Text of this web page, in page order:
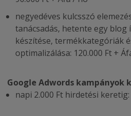
negyedéves kulcsszó
tanácsadás, hetente egy blog
készítése, termékkategóriák
optimalizálása: 120.000 Ft +
Google Adwords kampányok
napi 2.000 Ft hirdetési